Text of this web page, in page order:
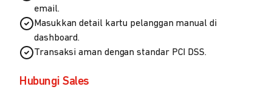
email.
Masukkan detail kartu pelanggan manual di
dashboard.
Transaksi aman dengan standar PCI DSS.
Hubungi Sales